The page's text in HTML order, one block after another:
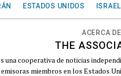
ESTADOS UNIDOS ISRAEL
ACERCA
THE
una cooperativa de noticias
miembros en los Estados